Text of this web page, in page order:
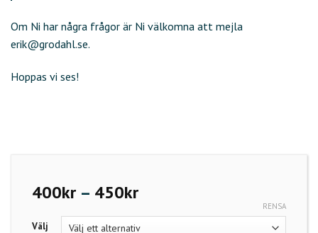
Om Ni har några frågor är Ni välkomna att mejla
erik@grodahl.se.
Hoppas vi ses!
400kr – 450krPrisintervall:
till
Välj
RENSA